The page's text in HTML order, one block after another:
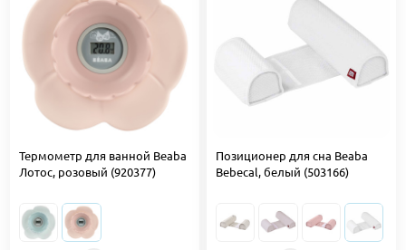
Термометр для ванной Beaba
Лотос, розовый (920377)
Позиционер для сна Beaba
Bebecal, белый (503166)